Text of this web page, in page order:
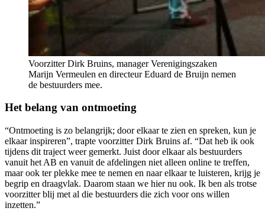
Voorzitter Dirk Bruins, manager Verenigingszaken
Marijn Vermeulen en directeur Eduard de Bruijn nemen
de bestuurders mee.
Het belang van ontmoeting
“Ontmoeting is zo belangrijk; door elkaar te zien en spreken, kun je
elkaar inspireren”, trapte voorzitter Dirk Bruins af. “Dat heb ik ook
tijdens dit traject weer gemerkt. Juist door elkaar als bestuurders
vanuit het AB en vanuit de afdelingen niet alleen online te treffen,
maar ook ter plekke mee te nemen en naar elkaar te luisteren, krijg je
begrip en draagvlak. Daarom staan we hier nu ook. Ik ben als trotse
voorzitter blij met al die bestuurders die zich voor ons willen
inzetten.”